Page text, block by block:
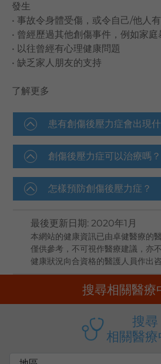
發生
• 事故令身體受傷，或令自己/他人
• 曾經歷過其他創傷事件，例如家庭
• 以往曾經有心理健康問題
• 缺乏家人朋友的支持
了解更多
患有創傷後壓力症會出現
創傷後壓力症可以治療嗎？
怎樣預防創傷後壓力症？
最後更新日期: 2020年1月
本網站的健康資訊已由卓健醫療的
僅供參考，不可視作醫療建議，亦
健康狀況向合資格的醫護人員作出咨
搜尋相關醫療
搜尋
相關醫療